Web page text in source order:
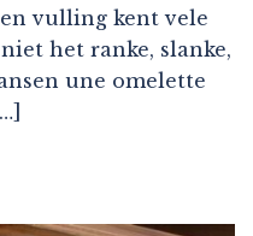
vulling kent vele
het ranke, slanke,
une omelette